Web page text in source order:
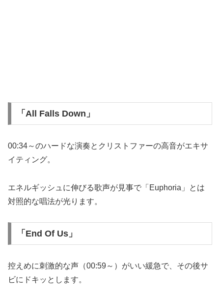
「All Falls Down」
00:34～のハードな演奏とクリストファーの高音がエキサ
イティング。
エネルギッシュに伸びる歌声が見事で「Euphoria」とは
対照的な唱法が光ります。
「End Of Us」
控えめに刺激的な声（00:59～）がいい緩急で、その後サ
ビにドキッとします。